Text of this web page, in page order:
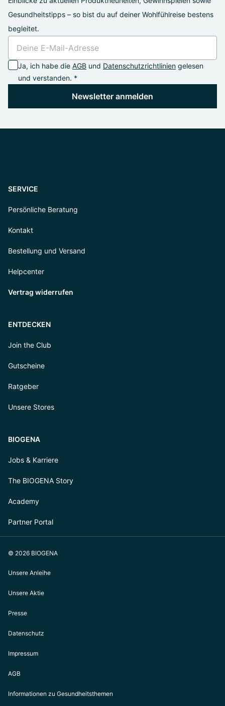
Gesundheitstipps – so bist du auf deiner Wohlfühlreise bestens
begleitet.
Ja, ich habe die AGB und Datenschutzrichtlinien gelesen
und verstanden. *
Newsletter anmelden
SERVICE
Persönliche Beratung
Kontakt
Bestellung und Versand
Helpcenter
Vertrag widerrufen
ENTDECKEN
Join the Club
Gutscheine
Ratgeber
Unsere Stores
BIOGENA
Jobs & Karriere
The BIOGENA Story
Academy
Partner Portal
© 2026 BIOGENA
Unsere Anleihe
Unsere Aktie
Presse
Datenschutz
Impressum
AGB
Informationen zu Gesundheitsthemen